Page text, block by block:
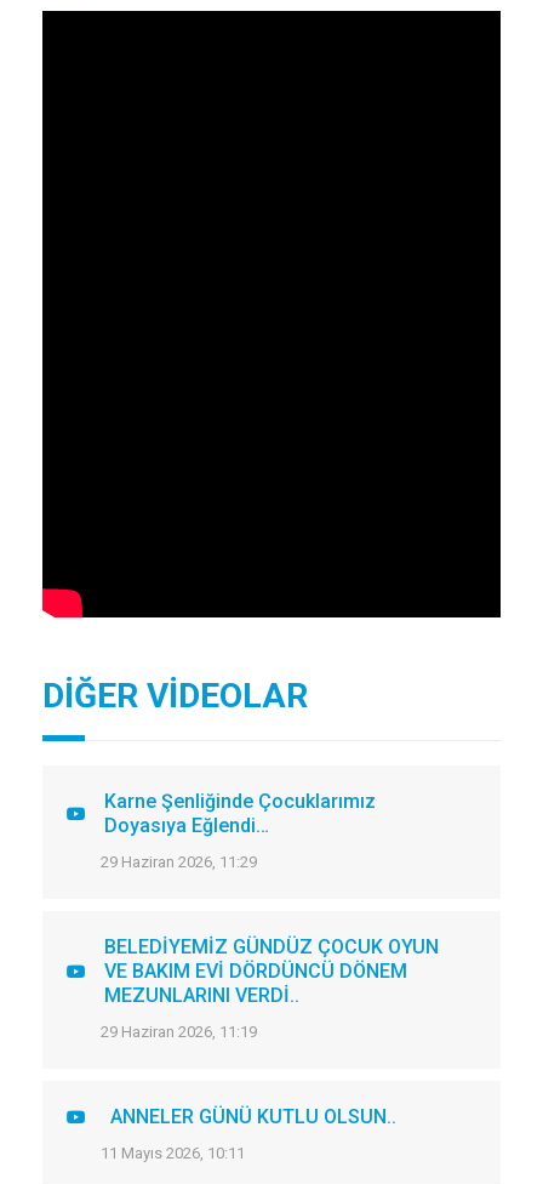
DİĞER VİDEOLAR
Karne Şenliğinde Çocuklarımız
Doyasıya Eğlendi…
29 Haziran 2026, 11:29
BELEDİYEMİZ GÜNDÜZ ÇOCUK OYUN
VE BAKIM EVİ DÖRDÜNCÜ DÖNEM
MEZUNLARINI VERDİ..
29 Haziran 2026, 11:19
ANNELER GÜNÜ KUTLU OLSUN..
11 Mayıs 2026, 10:11